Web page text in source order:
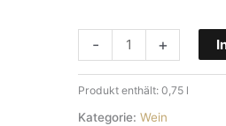
-
Dianthà
IGT
Terre
Siciliane
+
Produkt enthält: 0,75 l
Kategorie: Wein